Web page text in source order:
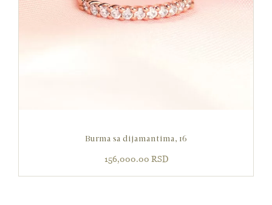
Burma sa dijamantima, 16
156,000.00 RSD